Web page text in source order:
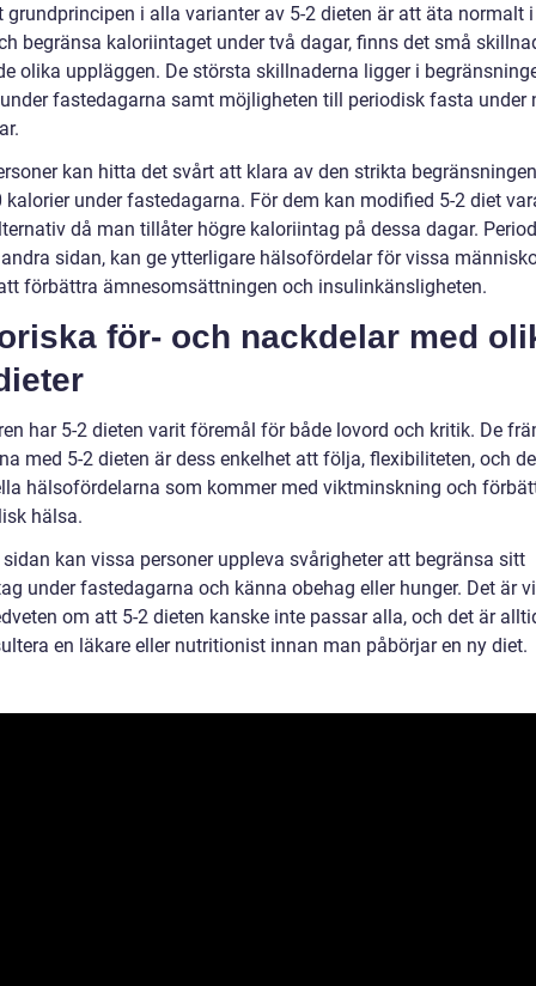
grundprincipen i alla varianter av 5-2 dieten är att äta normalt
begränsa kaloriintaget under två dagar, finns det små
olika uppläggen. De största skillnaderna ligger i
fastedagarna samt möjligheten till periodisk fasta under
kan hitta det svårt att klara av den strikta
kalorier under fastedagarna. För dem kan modified 5-2 diet
då man tillåter högre kaloriintag på dessa dagar.
sidan, kan ge ytterligare hälsofördelar för vissa
förbättra ämnesomsättningen och insulinkänsligheten.
för- och nackdelar med
har 5-2 dieten varit föremål för både lovord och kritik. De
med 5-2 dieten är dess enkelhet att följa, flexibiliteten, och de
hälsofördelarna som kommer med viktminskning och
hälsa.
kan vissa personer uppleva svårigheter att begränsa sitt
under fastedagarna och känna obehag eller hunger. Det är
om att 5-2 dieten kanske inte passar alla, och det är
en läkare eller nutritionist innan man påbörjar en ny diet.